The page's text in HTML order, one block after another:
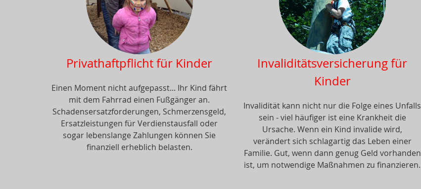
Privathaftpflicht für Kinder
Einen Moment nicht aufgepasst... Ihr Kind fährt
mit dem Fahrrad einen Fußgänger an.
Schadensersatzforderungen, Schmerzensgeld,
Ersatzleistungen für Verdienstausfall oder
sogar lebenslange Zahlungen können Sie
finanziell erheblich belasten.
Invaliditätsversicherung für
Kinder
Invalidität kann nicht nur die Folge eines Unfalls
sein - viel häufiger ist eine Krankheit die
Ursache. Wenn ein Kind invalide wird,
verändert sich schlagartig das Leben einer
Familie. Gut, wenn dann genug Geld vorhanden
ist, um notwendige Maßnahmen zu finanzieren.